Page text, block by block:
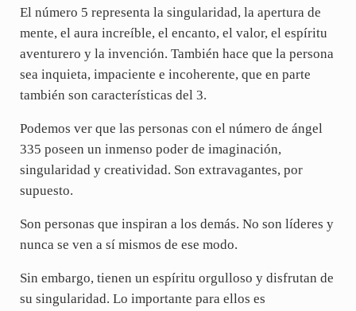
El número 5 representa la singularidad, la apertura de
mente, el aura increíble, el encanto, el valor, el espíritu
aventurero y la invención. También hace que la persona
sea inquieta, impaciente e incoherente, que en parte
también son características del 3.
Podemos ver que las personas con el número de ángel
335 poseen un inmenso poder de imaginación,
singularidad y creatividad. Son extravagantes, por
supuesto.
Son personas que inspiran a los demás. No son líderes y
nunca se ven a sí mismos de ese modo.
Sin embargo, tienen un espíritu orgulloso y disfrutan de
su singularidad. Lo importante para ellos es